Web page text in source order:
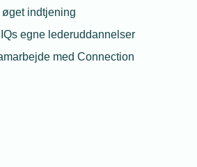
indtjening
egne lederuddannelser
med Connection